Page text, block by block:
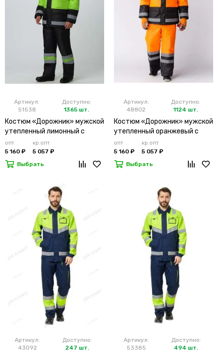
Артикул:
51538
Доступно:
1365 шт.
Костюм «Дорожник» мужской
утепленный лимонный с
брюками
опт
5 160 ₽
кр.опт
5 057 ₽
Выбрать
Артикул:
48802
Доступно:
1124 шт.
Костюм «Дорожник» мужской
утепленный оранжевый с
брюками
опт
5 160 ₽
кр.опт
5 057 ₽
Выбрать
Артикул:
43092
Доступно:
247 шт.
Артикул:
53385
Доступно:
494 шт.